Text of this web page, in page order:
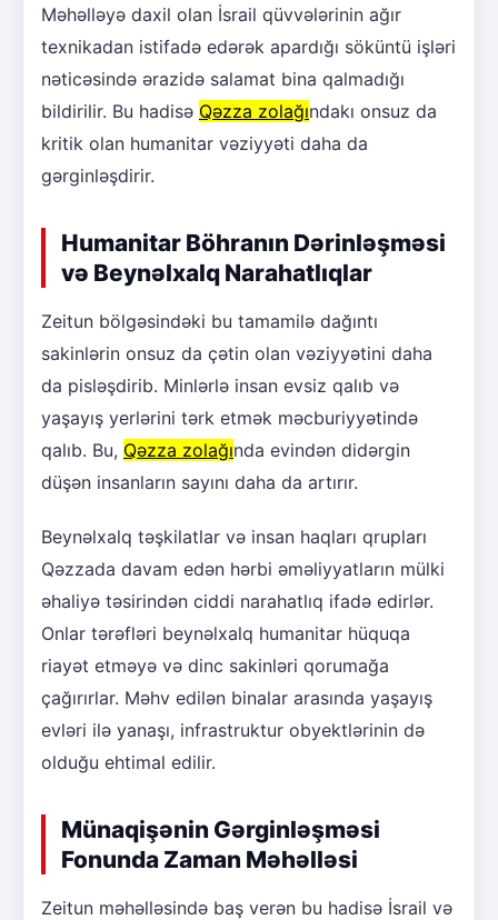
Məhəlləyə daxil olan İsrail qüvvələrinin ağır
texnikadan istifadə edərək apardığı söküntü işləri
nəticəsində ərazidə salamat bina qalmadığı
bildirilir. Bu hadisə Qəzza zolağındakı onsuz da
kritik olan humanitar vəziyyəti daha da
gərginləşdirir.
Humanitar Böhranın Dərinləşməsi
və Beynəlxalq Narahatlıqlar
Zeitun bölgəsindəki bu tamamilə dağıntı
sakinlərin onsuz da çətin olan vəziyyətini daha
da pisləşdirib. Minlərlə insan evsiz qalıb və
yaşayış yerlərini tərk etmək məcburiyyətində
qalıb. Bu, Qəzza zolağında evindən didərgin
düşən insanların sayını daha da artırır.
Beynəlxalq təşkilatlar və insan haqları qrupları
Qəzzada davam edən hərbi əməliyyatların mülki
əhaliyə təsirindən ciddi narahatlıq ifadə edirlər.
Onlar tərəfləri beynəlxalq humanitar hüquqa
riayət etməyə və dinc sakinləri qorumağa
çağırırlar. Məhv edilən binalar arasında yaşayış
evləri ilə yanaşı, infrastruktur obyektlərinin də
olduğu ehtimal edilir.
Münaqişənin Gərginləşməsi
Fonunda Zaman Məhəlləsi
Zeitun məhəlləsində baş verən bu hadisə İsrail və